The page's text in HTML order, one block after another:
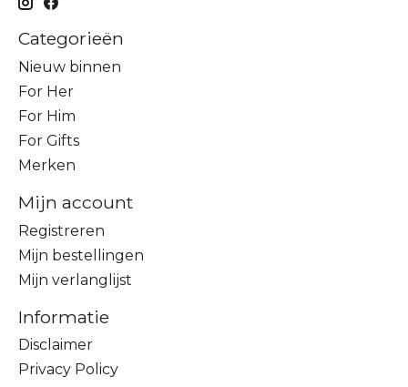
Categorieën
Nieuw binnen
For Her
For Him
For Gifts
Merken
Mijn account
Registreren
Mijn bestellingen
Mijn verlanglijst
Informatie
Disclaimer
Privacy Policy